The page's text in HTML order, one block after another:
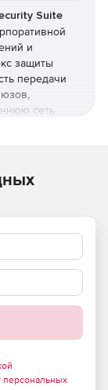
Suite
и
защиты
передачи
сеть
и ФСБ.
компании.
персональных